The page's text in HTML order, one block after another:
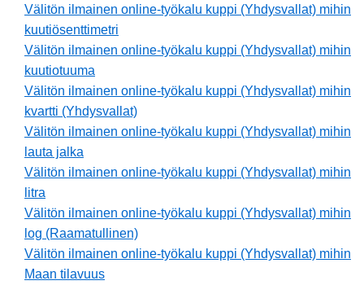
Välitön ilmainen online-työkalu kuppi (Yhdysvallat) mihin
kuutiösenttimetri
Välitön ilmainen online-työkalu kuppi (Yhdysvallat) mihin
kuutiotuuma
Välitön ilmainen online-työkalu kuppi (Yhdysvallat) mihin
kvartti (Yhdysvallat)
Välitön ilmainen online-työkalu kuppi (Yhdysvallat) mihin
lauta jalka
Välitön ilmainen online-työkalu kuppi (Yhdysvallat) mihin
litra
Välitön ilmainen online-työkalu kuppi (Yhdysvallat) mihin
log (Raamatullinen)
Välitön ilmainen online-työkalu kuppi (Yhdysvallat) mihin
Maan tilavuus